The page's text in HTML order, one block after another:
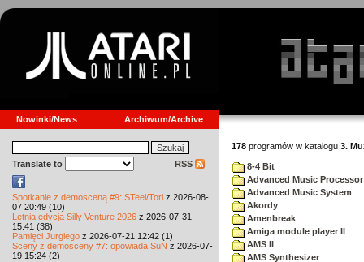
Nowinki/News Archiwum/Archive
Translate to RSS
Spotkanie z demosceną #9: STeel/Tori z 2026-08-
07 20:49 (10)
Letnia edycja Silly Venture 2026 z 2026-07-31
15:41 (38)
Pamięci Jurgiego z 2026-07-21 12:42 (1)
Sceny z demosceny #7: opowiada SuN z 2026-07-
19 15:24 (2)
178 programów w katalogu 3.
8-4 Bit
Advanced Music Processor
Advanced Music System
Akordy
Amenbreak
Amiga module player II
AMS II
AMS Synthesizer